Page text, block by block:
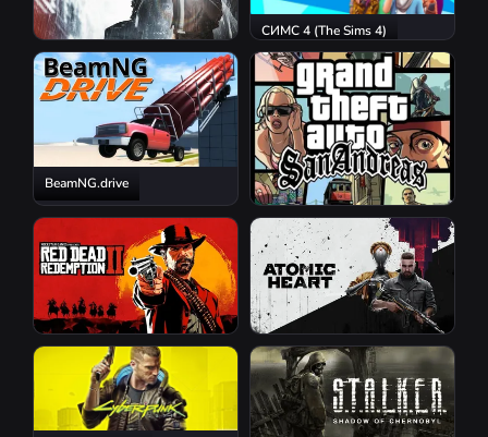
Resident Evil Requiem
СИМС 4 (The Sims 4)
BeamNG.drive
GTA San Andreas
Red Dead Redemption 2 Atomic Heart